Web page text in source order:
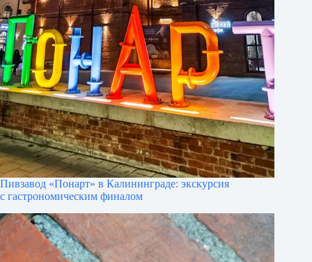
Пивзавод «Понарт» в Калининграде: экскурсия
с гастрономическим финалом